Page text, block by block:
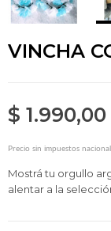
VINCHA
$ 1.990,00
Precio sin impuestos
Mostrá tu orgullo
alentar a la